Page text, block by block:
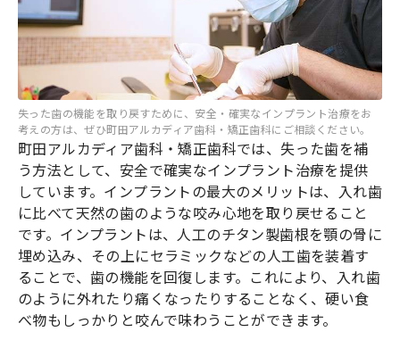
失った歯の機能を取り戻すために、安全・確実なインプラント治療をお
考えの方は、ぜひ町田アルカディア歯科・矯正歯科にご相談ください。
町田アルカディア歯科・矯正歯科では、失った歯を補
う方法として、安全で確実なインプラント治療を提供
しています。インプラントの最大のメリットは、入れ歯
に比べて天然の歯のような咬み心地を取り戻せること
です。インプラントは、人工のチタン製歯根を顎の骨に
埋め込み、その上にセラミックなどの人工歯を装着す
ることで、歯の機能を回復します。これにより、入れ歯
のように外れたり痛くなったりすることなく、硬い食
べ物もしっかりと咬んで味わうことができます。